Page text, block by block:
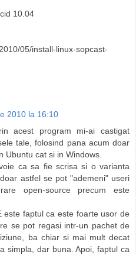
10.04
05/install-linux-sopcast-
2010 la 16:10
acest program mi-ai castigat
tale, folosind pana acum doar
Ubuntu cat si in Windows.
ca sa fie scrisa si o varianta
astfel se pot "ademeni" useri
open-source precum este
este faptul ca este foarte usor de
se pot regasi intr-un pachet de
ba chiar si mai mult decat
simpla, dar buna. Apoi, faptul ca